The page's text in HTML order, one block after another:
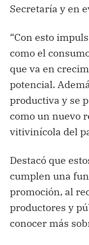
Secretaría y en
“Con esto
como el
que va en
potencial.
productiva y se
como un nuevo
vitivinícola del
Destacó que
cumplen una
promoción, al
productores y
conocer más